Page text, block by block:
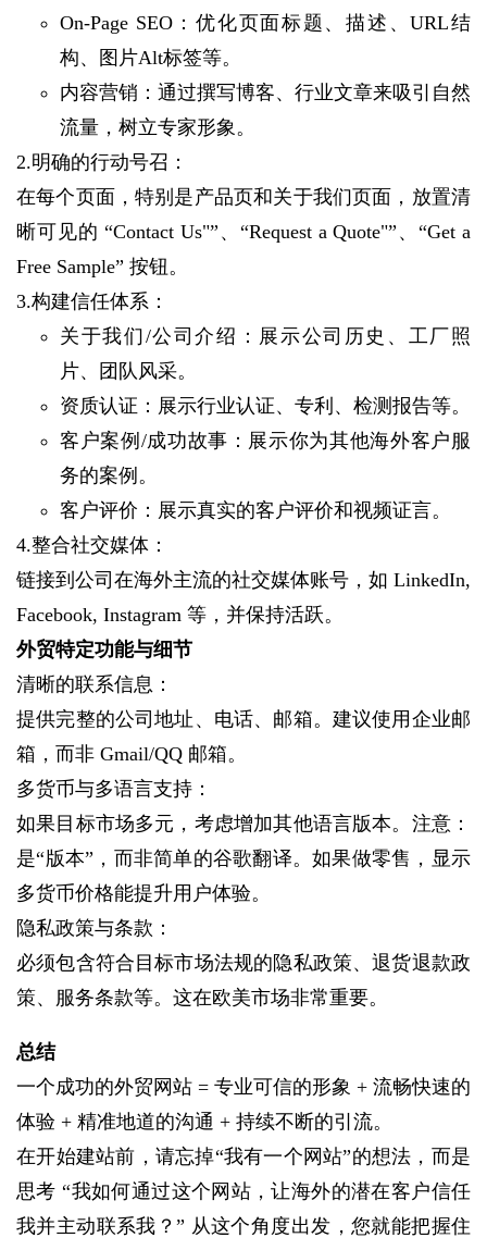
On-Page SEO：优化页面标题、描述、URL结
构、图片Alt标签等。
内容营销：通过撰写博客、行业文章来吸引自然
流量，树立专家形象。
2.明确的行动号召：
在每个页面，特别是产品页和关于我们页面，放置清
晰可见的 “Contact Us"”、“Request a Quote"”、“Get a
Free Sample” 按钮。
3.构建信任体系：
关于我们/公司介绍：展示公司历史、工厂照
片、团队风采。
资质认证：展示行业认证、专利、检测报告等。
客户案例/成功故事：展示你为其他海外客户服
务的案例。
客户评价：展示真实的客户评价和视频证言。
4.整合社交媒体：
链接到公司在海外主流的社交媒体账号，如 LinkedIn,
Facebook, Instagram 等，并保持活跃。
外贸特定功能与细节
清晰的联系信息：
提供完整的公司地址、电话、邮箱。建议使用企业邮
箱，而非 Gmail/QQ 邮箱。
多货币与多语言支持：
如果目标市场多元，考虑增加其他语言版本。注意：
是“版本”，而非简单的谷歌翻译。如果做零售，显示
多货币价格能提升用户体验。
隐私政策与条款：
必须包含符合目标市场法规的隐私政策、退货退款政
策、服务条款等。这在欧美市场非常重要。
总结
一个成功的外贸网站 = 专业可信的形象 + 流畅快速的
体验 + 精准地道的沟通 + 持续不断的引流。
在开始建站前，请忘掉“我有一个网站”的想法，而是
思考 “我如何通过这个网站，让海外的潜在客户信任
我并主动联系我？” 从这个角度出发，您就能把握住